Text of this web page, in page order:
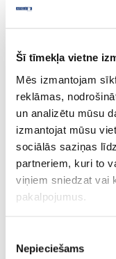
Šī tīmekļa vietne
Mēs izmantojam
reklāmas,
un analizētu mūsu
izmantojat mūsu
sociālās saziņas
partneriem, kuri to
viņiem sniedzat vai
pakalpojumus.
izvēle
Nepieciešams
Uz dabīgo augu eļļu
saflora eļļa, linsēklu
balts pigments, sikatīvi
piedevas.
atbilst ES regulai
g/l (Cat. A/e (2010)).
Precizēta sastāvdaļu
PATĒRIŅŠ
1 litrs nosedz apm. 24
Produkta patēriņš ir
informācija attiecas uz
iepakojumi.